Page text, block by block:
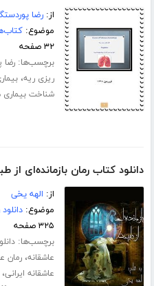
از:رضا
موضوع:
۳۲ صفحه
برچسب‌ها:رضا
ریزی ریه،
شناخت بیماری
دانلود کتاب رمان بازمانده‌ای از
از: الهه یخی
موضوع:
۳۲۵ صفحه
برچسب‌ها:
عاشقانه،رمان
عاشقانه ایرانی